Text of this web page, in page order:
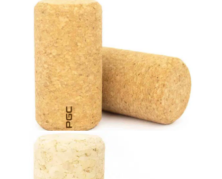
Tappi tecnici in sughero (1+1)
Tappi in sughero micro agglomerato
Elevato livello di prestazioni a un prezzo molto
competitivo. Soluzione affidabile per vini con una durata
fino a 24 mesi in bottiglia.